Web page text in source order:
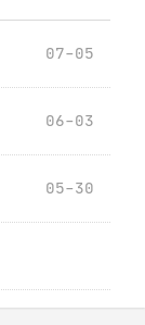
07-05
06-03
05-30